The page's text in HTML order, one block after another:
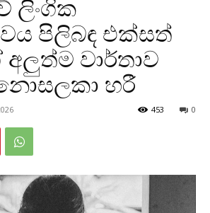
ලිංගික
පිලිබඳ එක්සත්
වාර්තාව
හරී
0
453